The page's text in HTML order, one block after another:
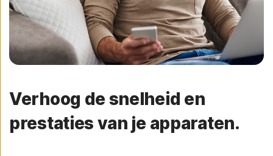
Verhoog de snelheid en
prestaties van je apparaten.